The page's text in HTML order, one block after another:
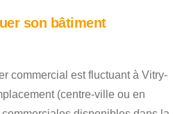
son bâtiment
commercial est fluctuant à Vitry-
(centre-ville ou en